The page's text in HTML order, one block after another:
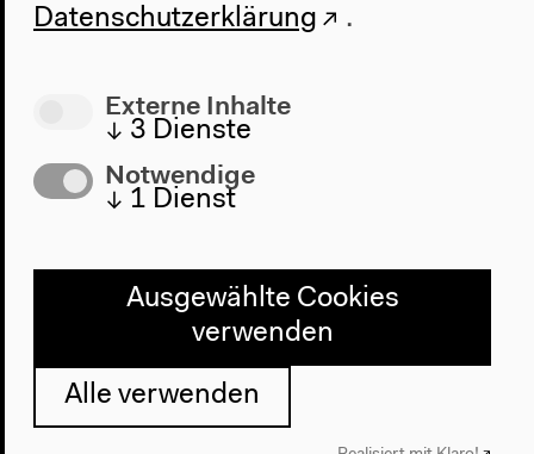
Adi Gelbart &
Kammerensemble
Neue Musik: Poems
by Alpha
Datenschutzerklärung
.
Externe Inhalte
↓ 3 Dienste
Notwendige
↓ 1 Dienst
Ausgewählte Cookies
verwenden
Alle verwenden